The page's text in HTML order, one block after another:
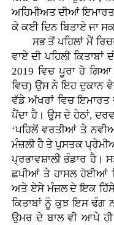
ਅਹਿਮੀਅਤ ਦੀਆਂ
ਕੇ ਕਈ ਦਿਨ ਬਿਤਾਏ ਜਾ
ਸਭ ਤੋਂ ਪਹਿਲਾਂ ਮੈਂ
ਵਾਏ ਦੀ ਪਹਿਲੀ
2019 ਵਿਚ ਪੂਰਾ ਹੋ
ਵਿਚ) ਉਸ ਨੇ ਇਹ ਦੁਕਾਨ
ਵੱਡੇ ਅੱਖਰਾਂ ਵਿਚ
ਪੈਂਦਾ ਹੈ। ਉਸ ਦੇ ਹੇਠਾਂ,
‘ਪਹਿਲੋਂ ਵਰਤੀਆਂ ਤੇ
ਮੰਜ਼ਲੀ ਹੈ ਤੇ ਪੁਸਤਕ
ਪ੍ਰਭਾਵਸ਼ਾਲੀ ਭੰਡਾਰ ਹੈ।
ਛਪੀਆਂ ਤੇ ਹਾਸਲ ਹੋਈਆਂ
ਅਤੇ ਏਸੇ ਮੰਜ਼ਲ ਦੇ ਇਕ ਹਿੱਸੇ
ਕਿਤਾਬਾਂ ਨੂੰ ਕੁਝ ਇਸ ਢੰਗ
ਉਮਰ ਦੇ ਬਾਲ ਵੀ ਆਪੇ